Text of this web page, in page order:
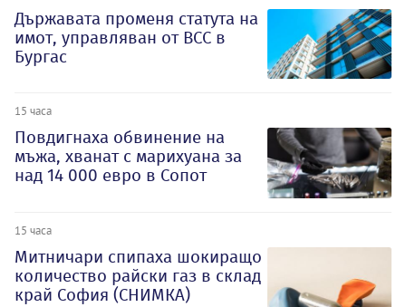
Държавата променя статута на
имот, управляван от ВСС в
Бургас
15 часа
Повдигнаха обвинение на
мъжа, хванат с марихуана за
над 14 000 евро в Сопот
15 часа
Митничари спипаха шокиращо
количество райски газ в склад
край София (СНИМКА)